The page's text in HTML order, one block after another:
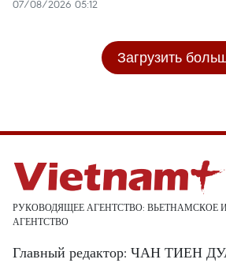
07/08/2026 05:12
Загрузить
РУКОВОДЯЩЕЕ АГЕНТСТВО:
АГЕНТСТВО
Главный редактор: ЧАН ТИЕН